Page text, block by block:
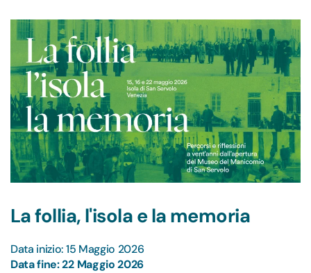
La follia, l'isola e la memoria
Data inizio: 15 Maggio 2026
Data fine: 22 Maggio 2026